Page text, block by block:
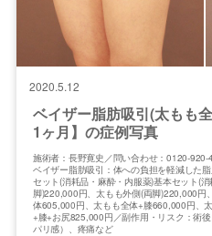
2020.5.12
ベイザー脂肪吸引(太もも
1ヶ月】の症例写真
施術者：長野寛史／問い合わせ：0120-920-
ベイザー脂肪吸引：体への負担を軽減した
セット(消耗品・麻酔・内服薬)基本セット(
脚)220,000円、太もも外側(両脚)220,000円
体605,000円、太もも全体+膝660,000円、
+膝+お尻825,000円／副作用・リスク：術
パリ感）、疼痛など